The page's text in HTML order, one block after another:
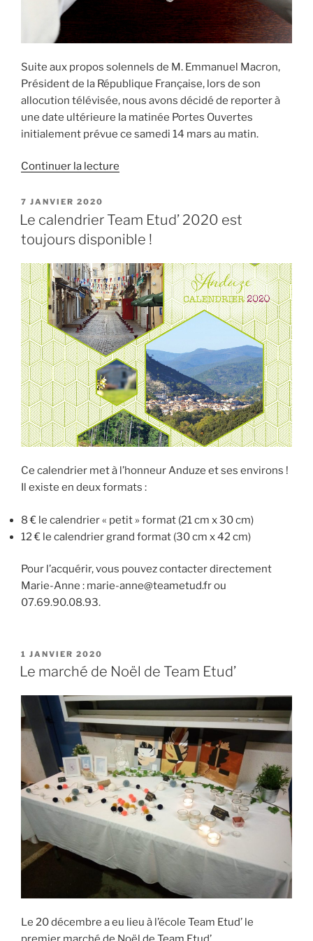
Suite aux propos solennels de M. Emmanuel Macron,
Président de la République Française, lors de son
allocution télévisée, nous avons décidé de reporter à
une date ultérieure la matinée Portes Ouvertes
initialement prévue ce samedi 14 mars au matin.
Continuer la lecture
la
matinée
Ouvertes
de
l’école
Team
Etud’ »
PUBLIÉ
LE
7 JANVIER 2020
Le calendrier Team Etud’ 2020 est
toujours disponible !
Ce calendrier met à l’honneur Anduze et ses environs !
Il existe en deux formats :
8 € le calendrier « petit » format (21 cm x 30 cm)
12 € le calendrier grand format (30 cm x 42 cm)
Pour l’acquérir, vous pouvez contacter directement
Marie-Anne : marie-anne@teametud.fr ou
07.69.90.08.93.
PUBLIÉ
LE
1 JANVIER 2020
Le marché de Noël de Team Etud’
Le 20 décembre a eu lieu à l’école Team Etud’ le